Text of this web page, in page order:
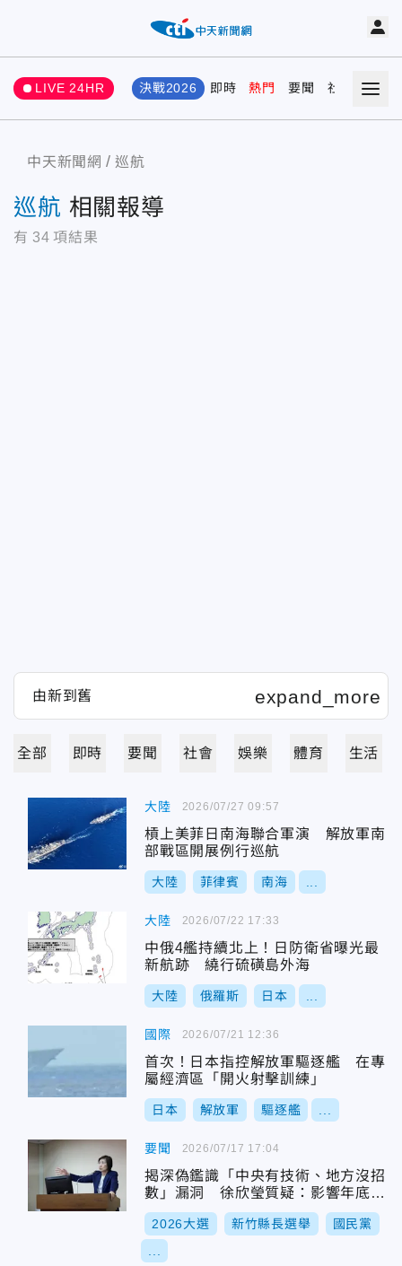
LIVE 24HR 決戰2026 即時 熱門 要聞 社會 娛樂
中天新聞網 巡航
巡航 相關報導
有 34 項結果
全部 即時 要聞 社會 娛樂 體育 生活
大陸
槓上美菲日南海聯合軍演 解放軍南
部戰區開展例行巡航
大陸 菲律賓 南海
2026/07/27 09:57
大陸
中俄4艦持續北上！日防衛省曝光最
新航跡 繞行硫磺島外海
大陸 俄羅斯 日本
2026/07/22 17:33
國際
首次！日本指控解放軍驅逐艦 在專
屬經濟區「開火射擊訓練」
日本 解放軍 驅逐艦
2026/07/21 12:36
要聞
揭深偽鑑識「中央有技術、地方沒招
數」漏洞 徐欣瑩質疑：影響年底選
舉恐動搖民主
2026大選 新竹縣長選舉 國民黨
2026/07/17 17:04